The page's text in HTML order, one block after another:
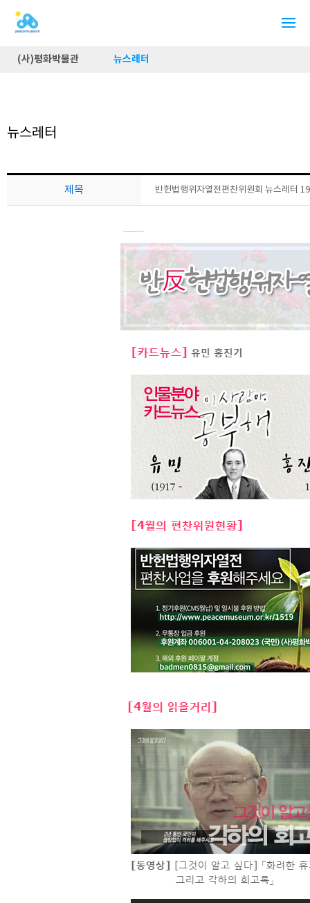
(사)평화박물관 뉴스레터
뉴스레터
제목 반헌법행위자열전편찬위원회 뉴스레터